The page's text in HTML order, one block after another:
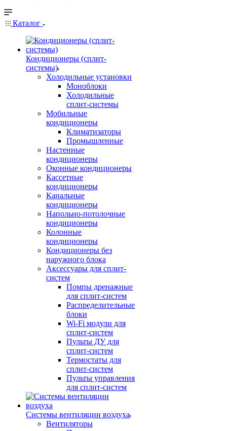
Каталог
Кондиционеры (сплит-
системы)
Холодильные установки
Моноблоки
Холодильные
сплит-системы
Мобильные
кондиционеры
Климатизаторы
Промышленные
Настенные
кондиционеры
Оконные кондиционеры
Кассетные
кондиционеры
Канальные
кондиционеры
Напольно-потолочные
кондиционеры
Колонные
кондиционеры
Кондиционеры без
наружного блока
Аксессуары для сплит-
систем
Помпы дренажные
для сплит-систем
Распределительные
блоки
Wi-Fi модули для
сплит-систем
Пульты ДУ для
сплит-систем
Термостаты для
сплит-систем
Пульты управления
для сплит-систем
Системы вентиляции воздуха
Вентиляторы